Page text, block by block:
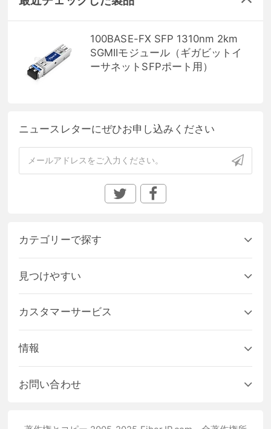
100BASE-FX SFP 1310nm 2km
SGMIIモジュール（ギガビットイ
ーサネットSFPポート用）
ニュースレターにぜひお申し込みください
カテゴリーで探す
見つけやすい
カスタマーサービス
情報
お問い合わせ